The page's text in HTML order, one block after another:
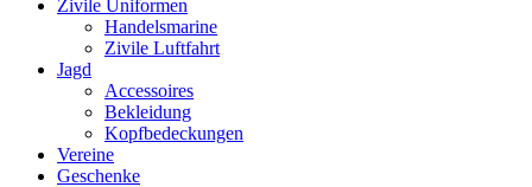
Zivile Uniformen
Handelsmarine
Zivile Luftfahrt
Jagd
Accessoires
Bekleidung
Kopfbedeckungen
Vereine
Geschenke